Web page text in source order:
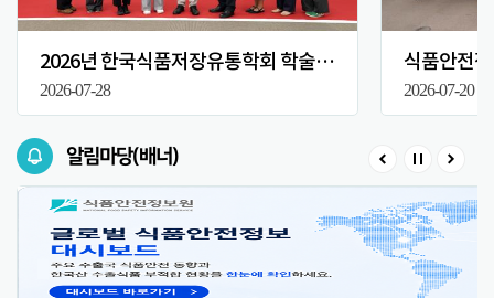
2026년 한국식품저장유통학회 학술대회
2026-07-28
식품안전
2026-07-20
알림마당(배너)